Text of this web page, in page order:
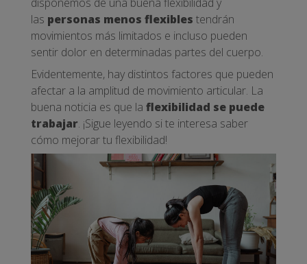
disponemos de una buena flexibilidad y
las personas menos flexibles tendrán
movimientos más limitados e incluso pueden
sentir dolor en determinadas partes del cuerpo.
Evidentemente, hay distintos factores que pueden
afectar a la amplitud de movimiento articular. La
buena noticia es que la flexibilidad se puede
trabajar. ¡Sigue leyendo si te interesa saber
cómo mejorar tu flexibilidad!